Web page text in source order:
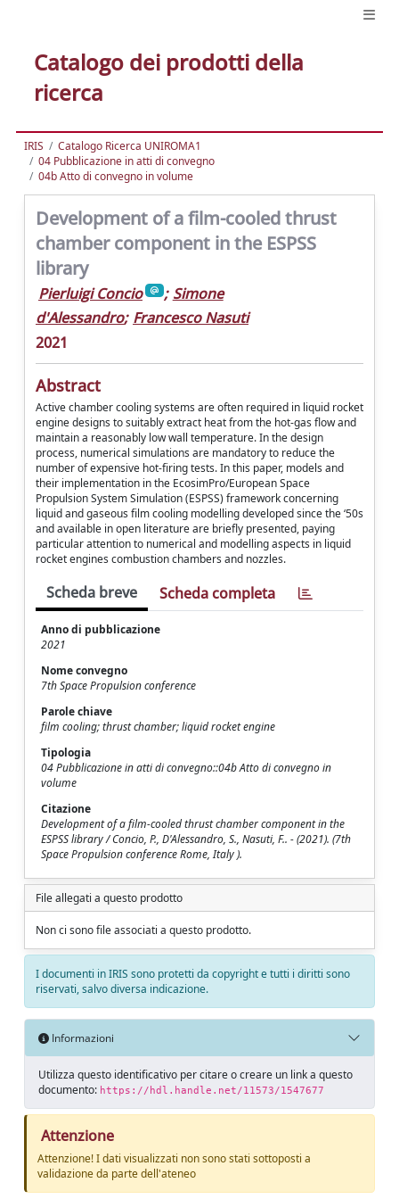
Catalogo dei prodotti della
ricerca
IRIS
Catalogo Ricerca UNIROMA1
04 Pubblicazione in atti di convegno
04b Atto di convegno in volume
Development of a film-cooled thrust
chamber component in the ESPSS
library
Pierluigi Concio ; Simone
d'Alessandro; Francesco Nasuti
2021
Abstract
Active chamber cooling systems are often required in liquid rocket
engine designs to suitably extract heat from the hot-gas flow and
maintain a reasonably low wall temperature. In the design
process, numerical simulations are mandatory to reduce the
number of expensive hot-firing tests. In this paper, models and
their implementation in the EcosimPro/European Space
Propulsion System Simulation (ESPSS) framework concerning
liquid and gaseous film cooling modelling developed since the ‘50s
and available in open literature are briefly presented, paying
particular attention to numerical and modelling aspects in liquid
rocket engines combustion chambers and nozzles.
Scheda breve Scheda completa
Anno di pubblicazione
2021
Nome convegno
7th Space Propulsion conference
Parole chiave
film cooling; thrust chamber; liquid rocket engine
Tipologia
04 Pubblicazione in atti di convegno::04b Atto di convegno in
volume
Citazione
Development of a film-cooled thrust chamber component in the
ESPSS library / Concio, P., D'Alessandro, S., Nasuti, F.. - (2021). (7th
Space Propulsion conference Rome, Italy ).
File allegati a questo prodotto
Non ci sono file associati a questo prodotto.
I documenti in IRIS sono protetti da copyright e tutti i diritti sono
riservati, salvo diversa indicazione.
Informazioni
Utilizza questo identificativo per citare o creare un link a questo
documento: https://hdl.handle.net/11573/1547677
Attenzione
Attenzione! I dati visualizzati non sono stati sottoposti a
validazione da parte dell'ateneo